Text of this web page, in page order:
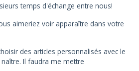
temps d'échange entre nous!
aimeriez voir apparaître dans votre
des articles personnalisés avec le
Il faudra me mettre